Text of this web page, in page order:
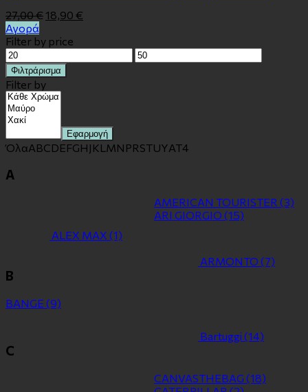
27,00€ 18,90 €
Αγορά
Filter by price
Ελάχιστη
τιμή
Μέγιστη
τιμή
Φιλτράρισμα
Filter by
Εφαρμογή
ΌλαABCDEFGH J KL MN PRSTUYΑΤ4
A
ALEX MAX (1)
AMERICAN TOURISTER (3)
ARI GIORGIO (15)
ARMONTO (7)
B
BANGE (9)
Bartuggi (14)
C
CANVASTHEBAG (18)